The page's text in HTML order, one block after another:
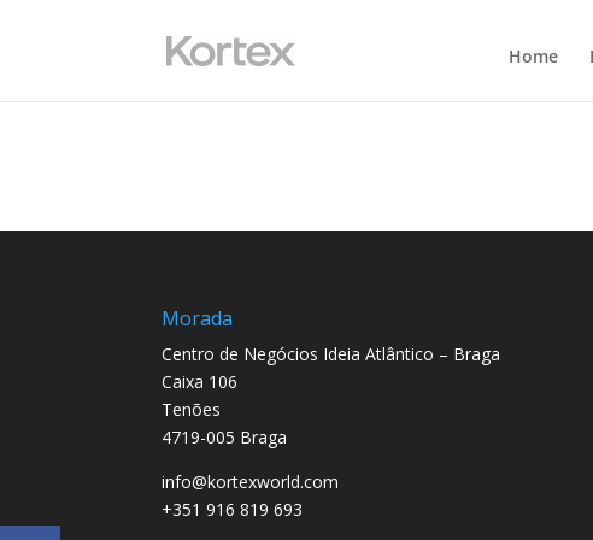
Home
Morada
Centro de Negócios Ideia Atlântico – Braga
Caixa 106
Tenões
4719-005 Braga
info@kortexworld.com
+351 916 819 693